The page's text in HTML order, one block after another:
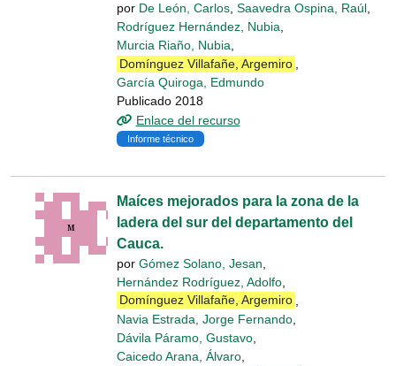
por De León, Carlos, Saavedra Ospina, Raúl,
Rodríguez Hernández, Nubia,
Murcia Riaño, Nubia,
Domínguez Villafañe, Argemiro ,
García Quiroga, Edmundo
Publicado 2018
Enlace del recurso
Informe técnico
Maíces mejorados para la zona de la
ladera del sur del departamento del
Cauca.
por Gómez Solano, Jesan
Hernández Rodríguez, Adolfo
Domínguez Villafañe, Argemiro
Navia Estrada, Jorge Fernando
Dávila Páramo, Gustavo
Caicedo Arana, Álvaro